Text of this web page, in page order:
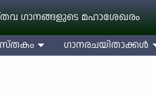
ഗാനങ്ങളുടെ മഹാശേഖരം
ഗാനരചയിതാക്കള്‍